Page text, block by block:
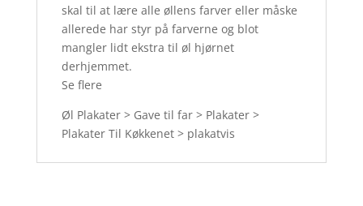
skal til at lære alle øllens farver eller måske
allerede har styr på farverne og blot
mangler lidt ekstra til øl hjørnet
derhjemmet.
Se flere
Øl Plakater > Gave til far > Plakater >
Plakater Til Køkkenet > plakatvis